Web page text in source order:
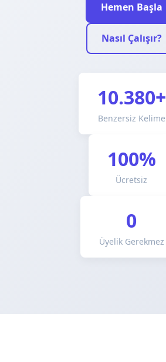
Hemen Başla
Nasıl Çalışır?
10.380+
Benzersiz Kelime
100%
Ücretsiz
0
Üyelik Gerekmez